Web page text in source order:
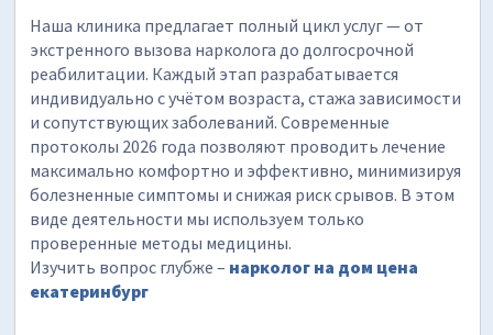
Наша клиника предлагает полный цикл услуг — от
экстренного вызова нарколога до долгосрочной
реабилитации. Каждый этап разрабатывается
индивидуально с учётом возраста, стажа зависимости
и сопутствующих заболеваний. Современные
протоколы 2026 года позволяют проводить лечение
максимально комфортно и эффективно, минимизируя
болезненные симптомы и снижая риск срывов. В этом
виде деятельности мы используем только
проверенные методы медицины.
Изучить вопрос глубже – нарколог на дом цена
екатеринбург